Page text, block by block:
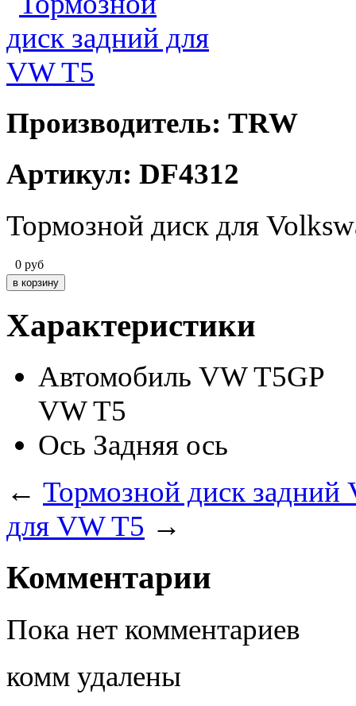
Производитель: TRW
Артикул: DF4312
Тормозной диск для
0 руб
Характеристики
Автомобиль VW T5GP
VW T5
Ось Задняя ось
← Тормозной диск
для VW T5 →
Комментарии
Пока нет комментариев
комм удалены